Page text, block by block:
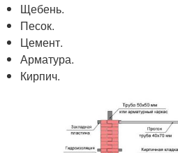
Щебень.
Песок.
Цемент.
Арматура.
Кирпич.